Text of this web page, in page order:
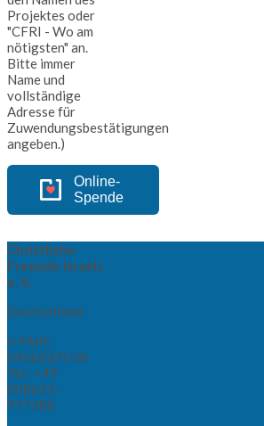
Projektes oder
"CFRI - Wo am
nötigsten" an.
Bitte immer
Name und
vollständige
Adresse für
Zuwendungsbestätigungen
angeben.)
Online-
Spende
Christliche
Freunde Israels
e. V.
Deutschland
e-Mail:
info[at]cfri.de
Tel.: +49
(0)8621-
977286